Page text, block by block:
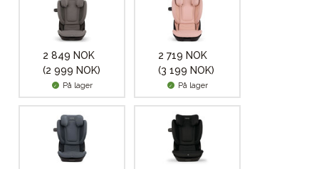
2 849 NOK
(2 999 NOK)
På lager
2 719 NOK
(3 199 NOK)
På lager